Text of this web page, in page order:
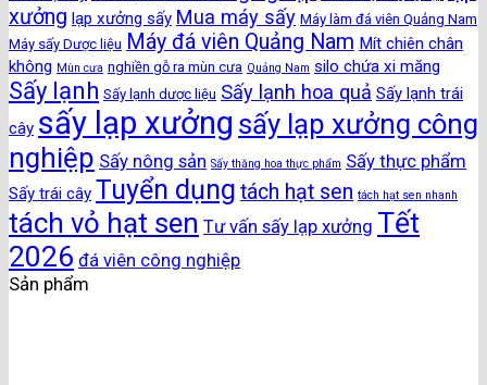
xưởng lạp xưởng sấy Mua máy sấy Máy làm đá viên Quảng Nam
Máy sấy Dược liệu Máy đá viên Quảng Nam Mít chiên chân
không Mùn cưa nghiền gỗ ra mùn cưa Quảng Nam silo chứa xi măng
Sấy lạnh Sấy lạnh dược liệu Sấy lạnh hoa quả Sấy lạnh trái
cây sấy lạp xưởng sấy lạp xưởng công
nghiệp Sấy nông sản Sấy thăng hoa thực phẩm Sấy thực phẩm
Sấy trái cây Tuyển dụng tách hạt sen tách hạt sen nhanh
tách vỏ hạt sen Tư vấn sấy lạp xưởng Tết
2026 đá viên công nghiệp
Sản phẩm